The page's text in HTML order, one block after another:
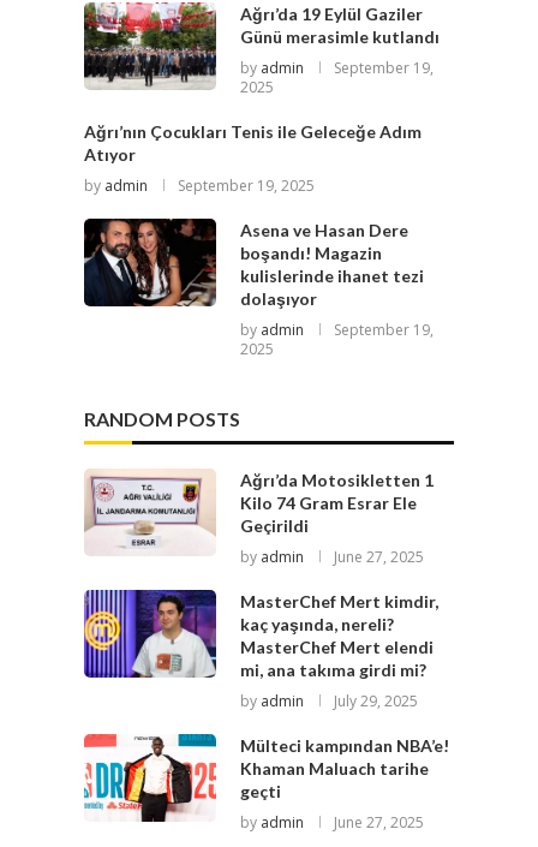
Ağrı’da 19 Eylül Gaziler
Günü merasimle kutlandı
by admin
September 19,
2025
Ağrı’nın Çocukları Tenis ile Geleceğe Adım
Atıyor
by admin September 19, 2025
Asena ve Hasan Dere
boşandı! Magazin
kulislerinde ihanet tezi
dolaşıyor
by admin
September 19,
2025
RANDOM POSTS
Ağrı’da Motosikletten 1
Kilo 74 Gram Esrar Ele
Geçirildi
by admin June 27, 2025
MasterChef Mert kimdir,
kaç yaşında, nereli?
MasterChef Mert elendi
mi, ana takıma girdi mi?
by admin July 29, 2025
Mülteci kampından NBA’e!
Khaman Maluach tarihe
geçti
by admin June 27, 2025